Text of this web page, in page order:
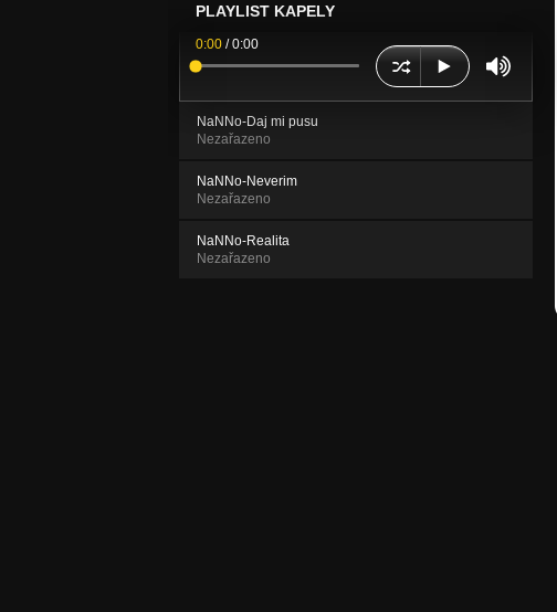
PLAYLIST KAPELY
0:00 /0:00
NaNNo-Daj mi pusu
Nezařazeno
NaNNo-Neverim
Nezařazeno
NaNNo-Realita
Nezařazeno